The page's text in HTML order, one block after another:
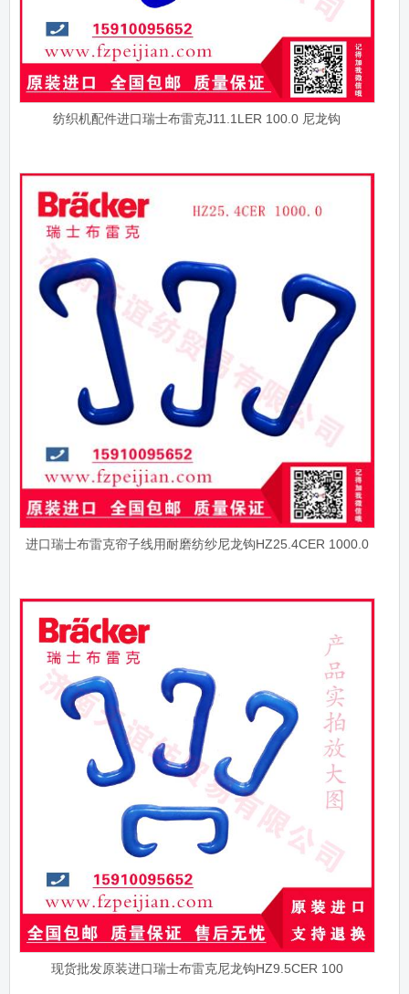
纺织机配件进口瑞士布雷克J11.1LER 100.0 尼龙钩
进口瑞士布雷克帘子线用耐磨纺纱尼龙钩HZ25.4CER 1000.0
现货批发原装进口瑞士布雷克尼龙钩HZ9.5CER 100